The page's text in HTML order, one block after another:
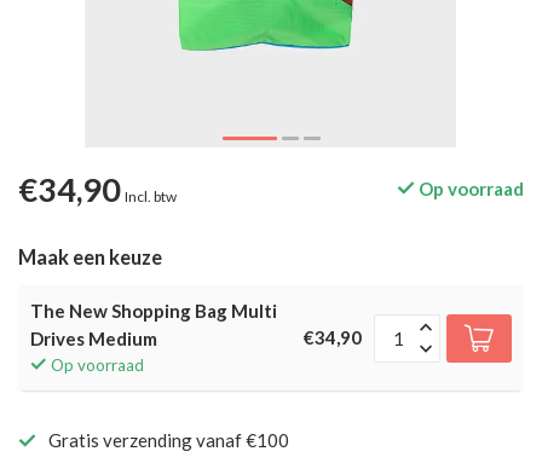
€34,90 Incl. btw Op voorraad
Maak een keuze
The New Shopping Bag Multi
Drives Medium
Op voorraad
€34,90
Gratis verzending vanaf €100